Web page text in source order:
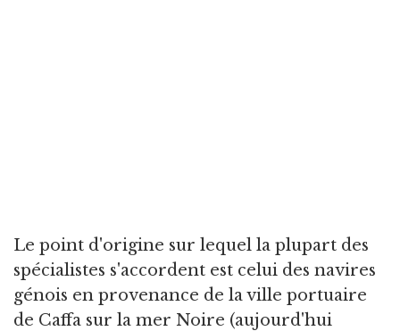
Le point d'origine sur lequel la plupart des
spécialistes s'accordent est celui des navires
génois en provenance de la ville portuaire
de Caffa sur la mer Noire (aujourd'hui